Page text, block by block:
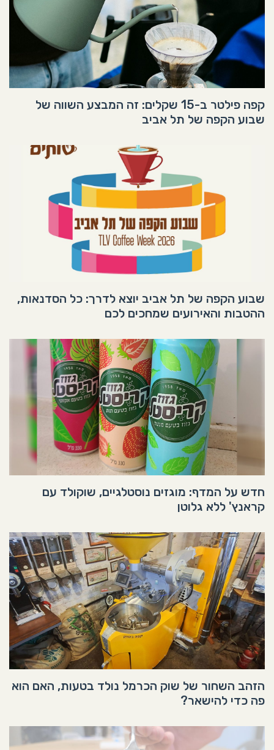
קפה פילטר ב-15 שקלים: זה המבצע השווה של
שבוע הקפה של תל אביב
שבוע הקפה של תל אביב יוצא לדרך: כל הסדנאות,
ההטבות והאירועים שמחכים לכם
חדש על המדף: מוגזים נוסטלגיים, שוקולד עם
קראנץ' ללא גלוטן
הזהב השחור של שוק הכרמל נולד בטעות, האם הוא
פה כדי להישאר?